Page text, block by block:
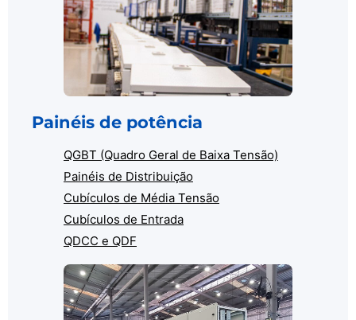
Painéis de potência
QGBT (Quadro Geral de Baixa Tensão)
Painéis de Distribuição
Cubículos de Média Tensão
Cubículos de Entrada
QDCC e QDF